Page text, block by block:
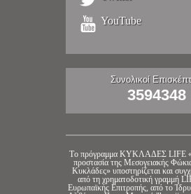
YouTube
Συνολικοί
3594348
Tο πρόγραμμα ΚΥΚΛΑΔΕΣ LIFE
προστασία της Μεσογειακής
Κυκλάδες» υποστηρίζεται και
από τη χρηματοδοτική γραμμή
Ευρωπαϊκής Επιτροπής, από το